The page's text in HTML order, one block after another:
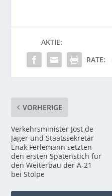
AKTIE:
RATE:
VORHERIGE
Verkehrsminister Jost de
Jager und Staatssekretär
Enak Ferlemann setzten
den ersten Spatenstich für
den Weiterbau der A-21
bei Stolpe